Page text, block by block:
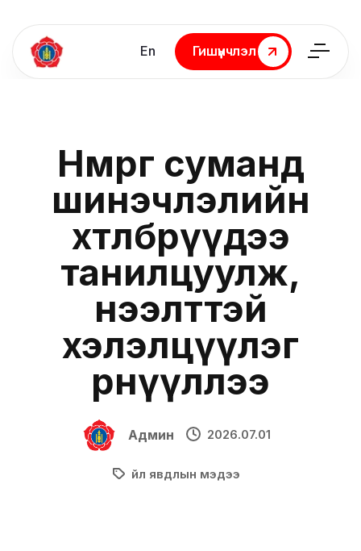
En
Гишүүнчлэл
Гишүүнчлэл
Нөмрөг суманд
шинэчлэлийн
хөтөлбөрүүдээ
танилцуулж,
нээлттэй
хэлэлцүүлэг
өрнүүллээ
Админ 2026.07.01
Үйл явдлын мэдээ